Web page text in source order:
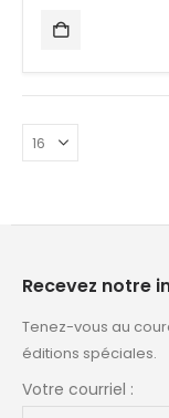
Recevez notre
Tenez-vous au
éditions spéciales.
Votre courriel :